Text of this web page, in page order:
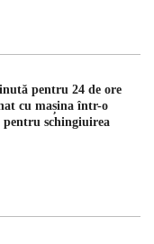
pentru 24 de ore
cu mașina într-o
pentru schingiuirea